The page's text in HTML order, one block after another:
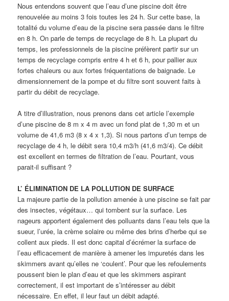
Nous entendons souvent que l’eau d’une piscine doit être
renouvelée au moins 3 fois toutes les 24 h. Sur cette base, la
totalité du volume d’eau de la piscine sera passée dans le filtre
en 8 h. On parle de temps de recyclage de 8 h. La plupart du
temps, les professionnels de la piscine préfèrent partir sur un
temps de recyclage compris entre 4 h et 6 h, pour pallier aux
fortes chaleurs ou aux fortes fréquentations de baignade. Le
dimensionnement de la pompe et du filtre sont souvent faits à
partir du débit de recyclage.
A titre d’illustration, nous prenons dans cet article l’exemple
d’une piscine de 8 m x 4 m avec un fond plat de 1,30 m et un
volume de 41,6 m3 (8 x 4 x 1,3). Si nous partons d’un temps de
recyclage de 4 h, le débit sera 10,4 m3/h (41,6 m3/4). Ce débit
est excellent en termes de filtration de l’eau. Pourtant, vous
parait-il suffisant ?
L’ ÉLIMINATION DE LA POLLUTION DE SURFACE
La majeure partie de la pollution amenée à une piscine se fait par
des insectes, végétaux… qui tombent sur la surface. Les
nageurs apportent également des polluants dans l’eau tels que la
sueur, l’urée, la crème solaire ou même des brins d’herbe qui se
collent aux pieds. Il est donc capital d’écrémer la surface de
l’eau efficacement de manière à amener les impuretés dans les
skimmers avant qu’elles ne ‘coulent’. Pour que les refoulements
poussent bien le plan d’eau et que les skimmers aspirant
correctement, il est important de s’intéresser au débit
nécessaire. En effet, il leur faut un débit adapté.